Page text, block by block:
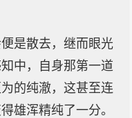
是散去，继而眼光
中，自身那第一道
的纯澈，这甚至连
雄浑精纯了一分。